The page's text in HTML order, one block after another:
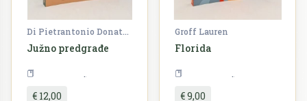
Di Pietrantonio Donatella
Južno predgrađe
€ 12,00
Groff Lauren
Florida
€ 9,00